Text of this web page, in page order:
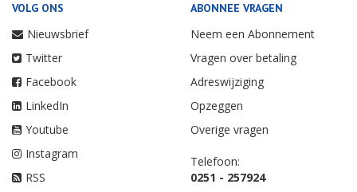
VOLG ONS
Nieuwsbrief
Twitter
Facebook
LinkedIn
Youtube
Instagram
RSS
ABONNEE VRAGEN
Neem een Abonnement
Vragen over betaling
Adreswijziging
Opzeggen
Overige vragen
Telefoon:
0251 - 257924